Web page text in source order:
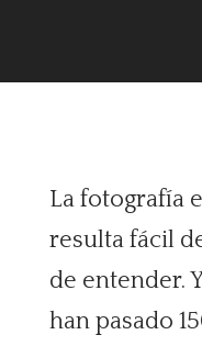
La fotografía
resulta fácil
de entender.
han pasado